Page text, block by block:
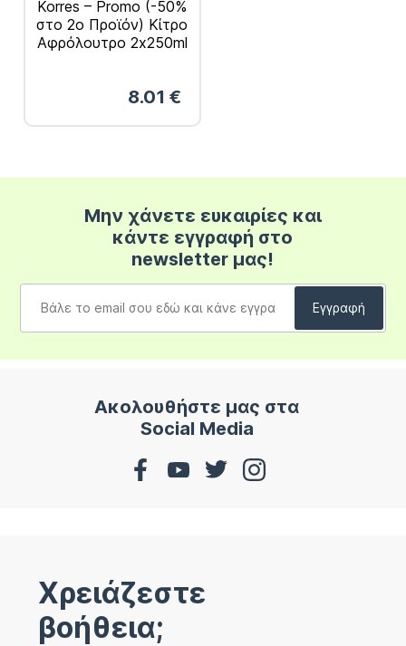
Korres – Promo (-50%
στο 2ο Προϊόν) Κίτρο
Αφρόλουτρο 2x250ml
8.01 €
Μην χάνετε ευκαιρίες και
κάντε εγγραφή στο
newsletter μας!
Ακολουθήστε μας στα
Social Media
Χρειάζεστε
βοήθεια;